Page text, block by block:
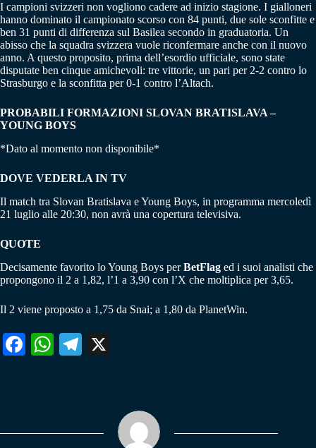
I campioni svizzeri non vogliono cadere ad inizio stagione. I gialloneri
hanno dominato il campionato scorso con 84 punti, due sole sconfitte e
ben 31 punti di differenza sul Basilea secondo in graduatoria. Un
abisso che la squadra svizzera vuole riconfermare anche con il nuovo
anno. A questo proposito, prima dell’esordio ufficiale, sono state
disputate ben cinque amichevoli: tre vittorie, un pari per 2-2 contro lo
Strasburgo e la sconfitta per 0-1 contro l’Altach.
PROBABILI FORMAZIONI SLOVAN BRATISLAVA –
YOUNG BOYS
*Dato al momento non disponibile*
DOVE VEDERLA IN TV
Il match tra Slovan Bratislava e Young Boys, in programma mercoledì
21 luglio alle 20:30, non avrà una copertura televisiva.
QUOTE
Decisamente favorito lo Young Boys perBetFlag ed i suoi analisti che
propongono il 2 a 1,82, l’1 a 3,90 con l’X che moltiplica per 3,65.
Il 2 viene proposto a 1,75 da Snai; a 1,80 da PlanetWin.
Fa W
pp
Te
m